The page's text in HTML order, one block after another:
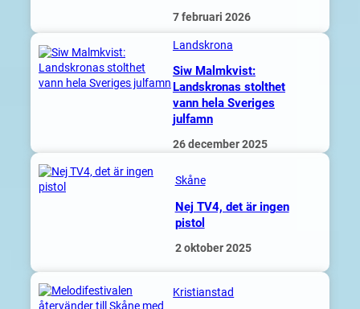
7 februari 2026
Landskrona
Siw Malmkvist:
Landskronas stolthet
vann hela Sveriges
julfamn
26 december 2025
Skåne
Nej TV4, det är ingen
pistol
2 oktober 2025
Kristianstad